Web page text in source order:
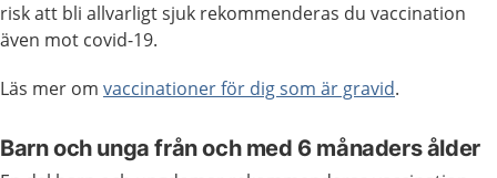
risk att bli allvarligt sjuk rekommenderas du vaccination
även mot covid-19.
Läs mer om vaccinationer för dig som är gravid.
Barn och unga från och med 6 månaders ålder